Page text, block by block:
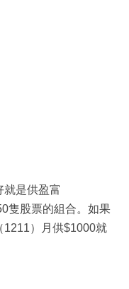
就是供盈富
隻股票的組合。如果
1211）月供$1000就